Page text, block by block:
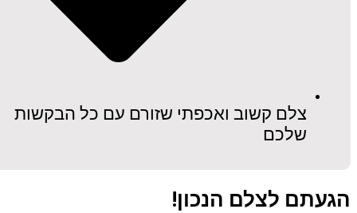
צלם קשוב ואכפתי שזורם עם כל הבקשות
שלכם
הגעתם לצלם הנכון!